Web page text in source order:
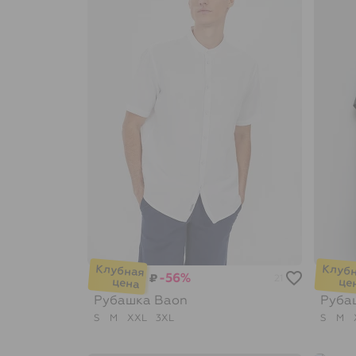
₽ -56%
Рубашка Baon
S M XXL 3XL S M